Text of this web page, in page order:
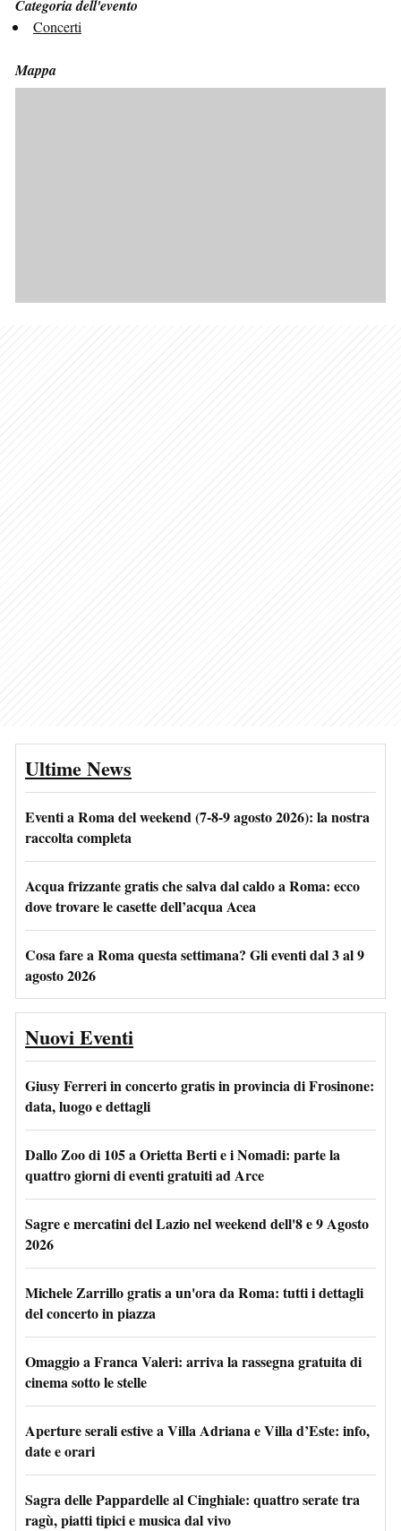
Categoria dell'evento
Concerti
Mappa
Ultime News
Eventi a Roma del weekend (7-8-9 agosto 2026): la nostra
raccolta completa
Acqua frizzante gratis che salva dal caldo a Roma: ecco
dove trovare le casette dell’acqua Acea
Cosa fare a Roma questa settimana? Gli eventi dal 3 al 9
agosto 2026
Nuovi Eventi
Giusy Ferreri in concerto gratis in provincia di Frosinone:
data, luogo e dettagli
Dallo Zoo di 105 a Orietta Berti e i Nomadi: parte la
quattro giorni di eventi gratuiti ad Arce
Sagre e mercatini del Lazio nel weekend dell'8 e 9 Agosto
2026
Michele Zarrillo gratis a un'ora da Roma: tutti i dettagli
del concerto in piazza
Omaggio a Franca Valeri: arriva la rassegna gratuita di
cinema sotto le stelle
Aperture serali estive a Villa Adriana e Villa d’Este: info,
date e orari
Sagra delle Pappardelle al Cinghiale: quattro serate tra
ragù, piatti tipici e musica dal vivo